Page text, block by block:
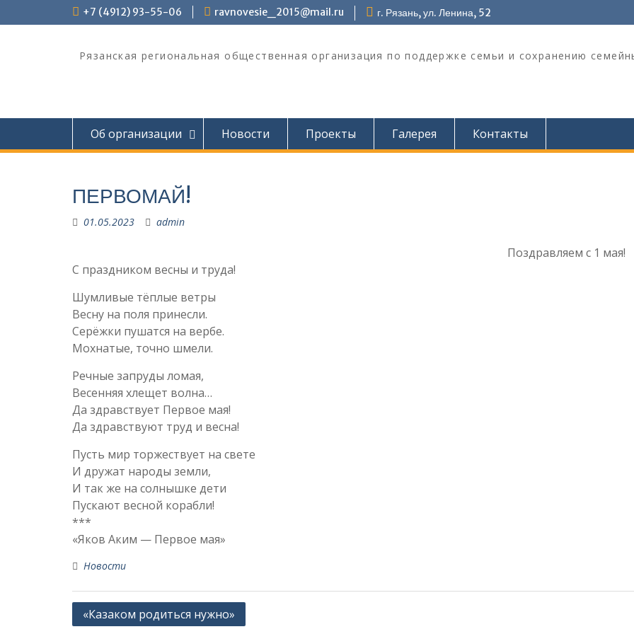
к
+7 (4912) 93-55-06 ravnovesie_2015@mail.ru г. Рязань, ул. Ленина, 52
Рязанская региональная общественная организация по поддержке семьи и сохранению
Об организации Новости Проекты Галерея Контакты
ПЕРВОМАЙ!
01.05.2023 admin
Поздравляем с 1 мая!
С праздником весны и труда!
Шумливые тёплые ветры
Весну на поля принесли.
Серёжки пушатся на вербе.
Мохнатые, точно шмели.
Речные запруды ломая,
Весенняя хлещет волна…
Да здравствует Первое мая!
Да здравствуют труд и весна!
Пусть мир торжествует на свете
И дружат народы земли,
И так же на солнышке дети
Пускают весной корабли!
***
«Яков Аким — Первое мая»
Новости
Навигация
«Казаком родиться нужно»